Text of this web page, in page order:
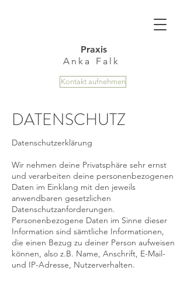
Kontakt aufnehmen
Praxis
Anka Falk
DATENSCHUTZ
Datenschutzerklärung
Wir nehmen deine Privatsphäre sehr ernst
und verarbeiten deine personenbezogenen
Daten im Einklang mit den jeweils
anwendbaren gesetzlichen
Datenschutzanforderungen.
Personenbezogene Daten im Sinne dieser
Information sind sämtliche Informationen,
die einen Bezug zu deiner Person aufweisen
können, also z.B. Name, Anschrift, E-Mail-
und IP-Adresse, Nutzerverhalten.